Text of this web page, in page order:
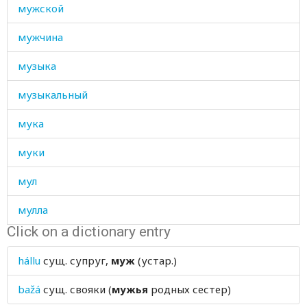
мужской
мужчина
музыка
музыкальный
мука
муки
мул
мулла
муравей
мускулистый
мусор
Click on a dictionary entry
hállu сущ. супруг, муж (устар.)
bažá сущ. свояки (мужья родных сестер)